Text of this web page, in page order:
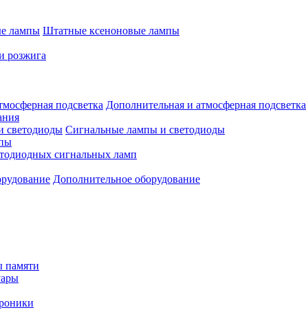
Штатные ксеноновые лампы
розжига
Дополнительная и атмосферная подсветка
Cигнальные лампы и светодиоды
сигнальных ламп
Дополнительное оборудование
памяти